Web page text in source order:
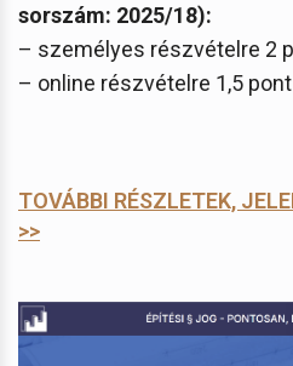
sorszám: 2025/18):
– személyes részvételre 2
– online részvételre 1,5 pont
TOVÁBBI RÉSZLETEK,
>>